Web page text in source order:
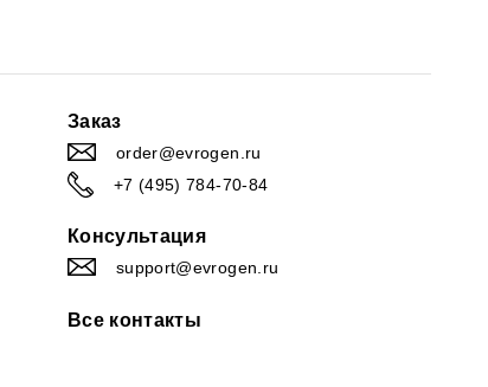
Заказ
order@evrogen.ru
+7 (495) 784-70-84
Консультация
support@evrogen.ru
Все контакты